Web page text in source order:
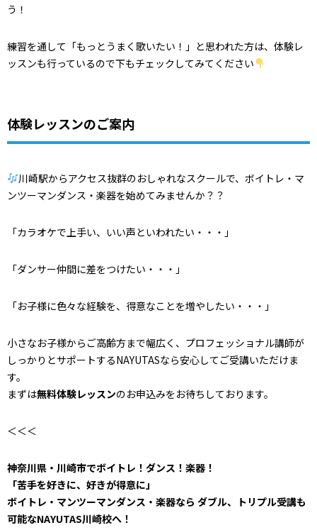
う！
練習を通して「もっとうまく歌いたい！」と思われた方は、体験レ
ッスンも行っているので下もチェックしてみてください
体験レッスンのご案内
川崎駅からアクセス抜群のおしゃれなスクールで、 ボイトレ・マ
ンツーマンダンス・楽器を始めてみませんか？？
「カラオケで上手い、いい声といわれたい・・・」
「ダンサー仲間に差をつけたい・・・」
「お子様に色々な経験を、得意なことを増やしたい・・・」
小さなお子様からご高齢方まで幅広く、プロフェッショナル講師が
しっかりとサポートするNAYUTASなら安心してご受講いただけま
す。
まずは無料体験レッスンのお申込みをお待ちしております。
＜＜＜
神奈川県・川崎市でボイトレ！ダンス！楽器！
「苦手を好きに、好きが得意に」
ボイトレ・マンツーマンダンス・楽器なら ダブル、トリプル受講も
可能なNAYUTAS川崎校へ！